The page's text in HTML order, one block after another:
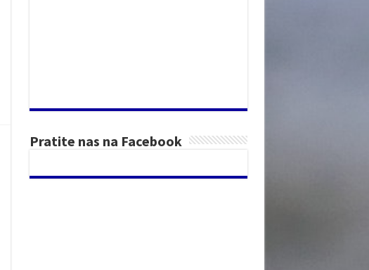
Pratite nas na Facebook